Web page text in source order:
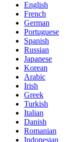
English
French
German
Portuguese
Spanish
Russian
Japanese
Korean
Arabic
Irish
Greek
Turkish
Italian
Danish
Romanian
Indonesian